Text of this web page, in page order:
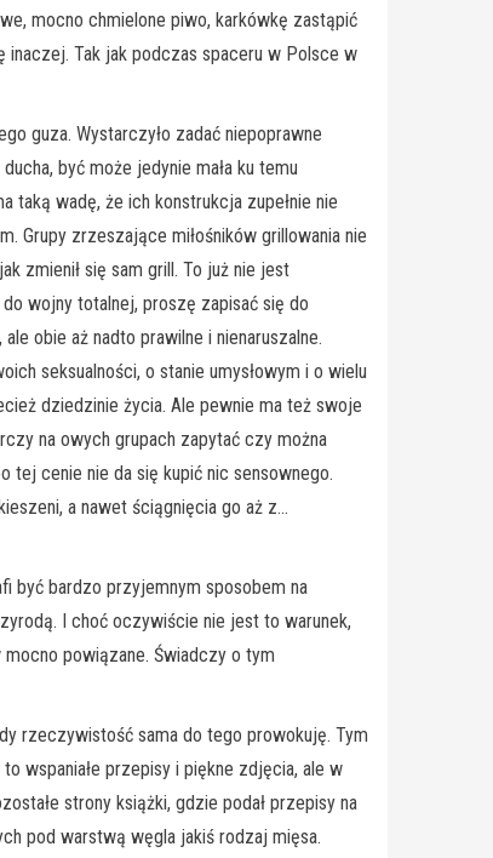
mocno chmielone piwo, karkówkę zastąpić
inaczej. Tak jak podczas spaceru w Polsce w
guza. Wystarczyło zadać niepoprawne
być może jedynie mała ku temu
taką wadę, że ich konstrukcja zupełnie nie
Grupy zrzeszające miłośników grillowania nie
zmienił się sam grill. To już nie jest
wojny totalnej, proszę zapisać się do
obie aż nadto prawilne i nienaruszalne.
seksualności, o stanie umysłowym i o wielu
dziedzinie życia. Ale pewnie ma też swoje
na owych grupach zapytać czy można
tej cenie nie da się kupić nic sensownego.
a nawet ściągnięcia go aż z…
bardzo przyjemnym sposobem na
I choć oczywiście nie jest to warunek,
powiązane. Świadczy o tym
sama do tego prowokuję. Tym
wspaniałe przepisy i piękne zdjęcia, ale w
strony książki, gdzie podał przepisy na
pod warstwą węgla jakiś rodzaj mięsa.